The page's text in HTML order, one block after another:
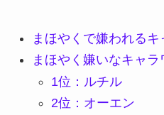
まほやくで嫌われる
まほやく嫌いなキャラ
1位：ルチル
2位：オーエン